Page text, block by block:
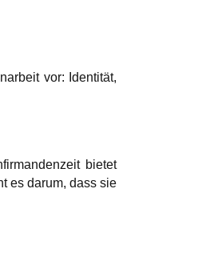
vor: Identität,
bietet
es darum, dass sie